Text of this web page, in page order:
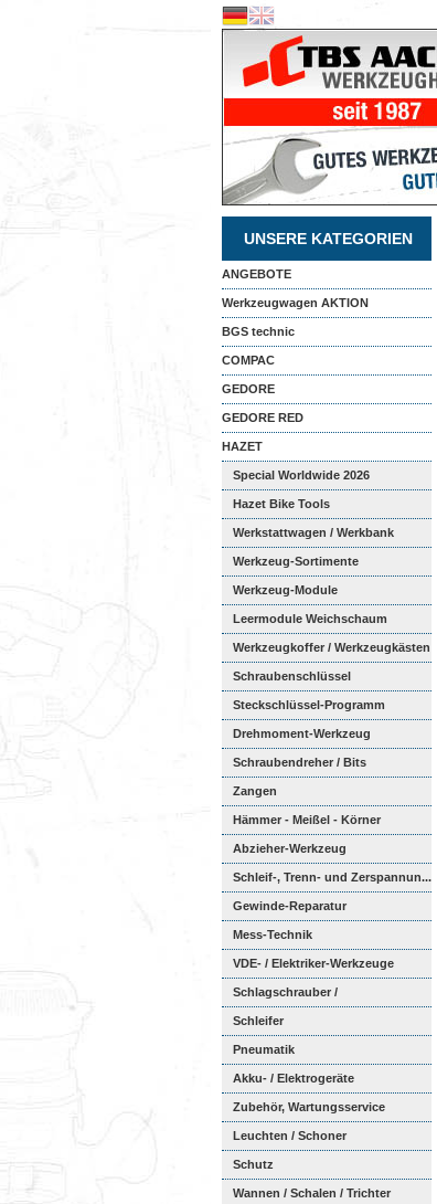
UNSERE KATEGORIEN
ANGEBOTE
Werkzeugwagen AKTION
BGS technic
COMPAC
GEDORE
GEDORE RED
HAZET
Special Worldwide 2026
Hazet Bike Tools
Werkstattwagen / Werkbank
Werkzeug-Sortimente
Werkzeug-Module
Weichschaumeinl...
Leermodule Weichschaum
Werkzeugkoffer / Werkzeugkästen
Schraubenschlüssel
Steckschlüssel-Programm
Drehmoment-Werkzeug
Schraubendreher / Bits
Zangen
Hämmer - Meißel - Körner
Abzieher-Werkzeug
Schleif-, Trenn- und Zerspannun...
Gewinde-Reparatur
Mess-Technik
VDE- / Elektriker-Werkzeuge
Schlagschrauber /
Ratschenschra...
Schleifer
Pneumatik
Akku- / Elektrogeräte
Zubehör, Wartungsservice
Leuchten / Schoner
Schutz
Wannen / Schalen / Trichter